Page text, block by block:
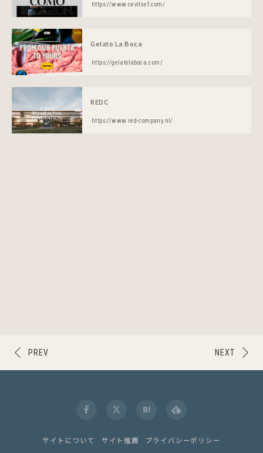
https://www.cevitxef.com/
Gelato La Boca
https://gelatolaboca.com/
REDC
https://www.red-company.nl/
NEXT
PREV
サイトについて サイト推薦 プライバシーポリシー